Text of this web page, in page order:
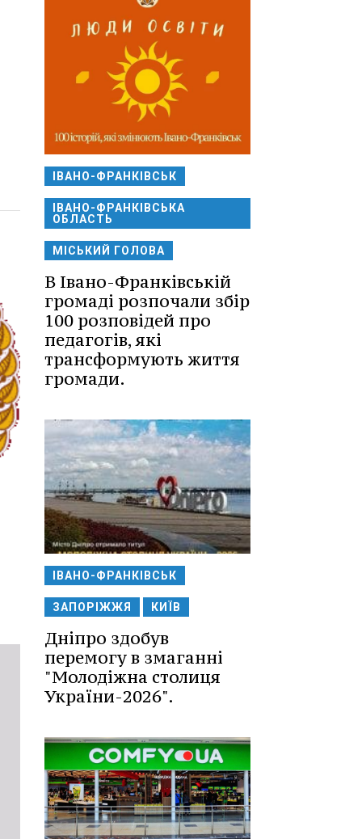
ІВАНО-ФРАНКІВСЬК
ІВАНО-ФРАНКІВСЬКА
ОБЛАСТЬ
МІСЬКИЙ ГОЛОВА
В Івано-Франківській
громаді розпочали збір
100 розповідей про
педагогів, які
трансформують життя
громади.
ІВАНО-ФРАНКІВСЬК
ЗАПОРІЖЖЯ КИЇВ
Дніпро здобув
перемогу в змаганні
"Молодіжна столиця
України-2026".